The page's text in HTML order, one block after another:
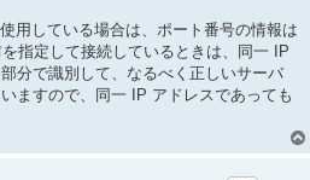
用している場合は、ポート番号の情報は
指定して接続しているときは、同一 IP
分で識別して、なるべく正しいサーバ
ますので、同一 IP アドレスであっても